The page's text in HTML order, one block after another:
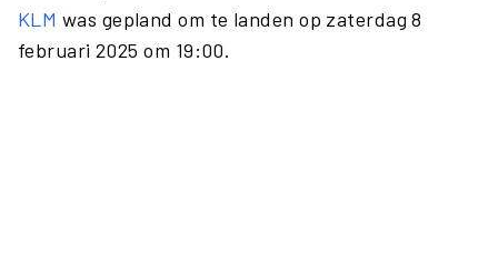
KLM was gepland om te landen op zaterdag 8
februari 2025 om 19:00.